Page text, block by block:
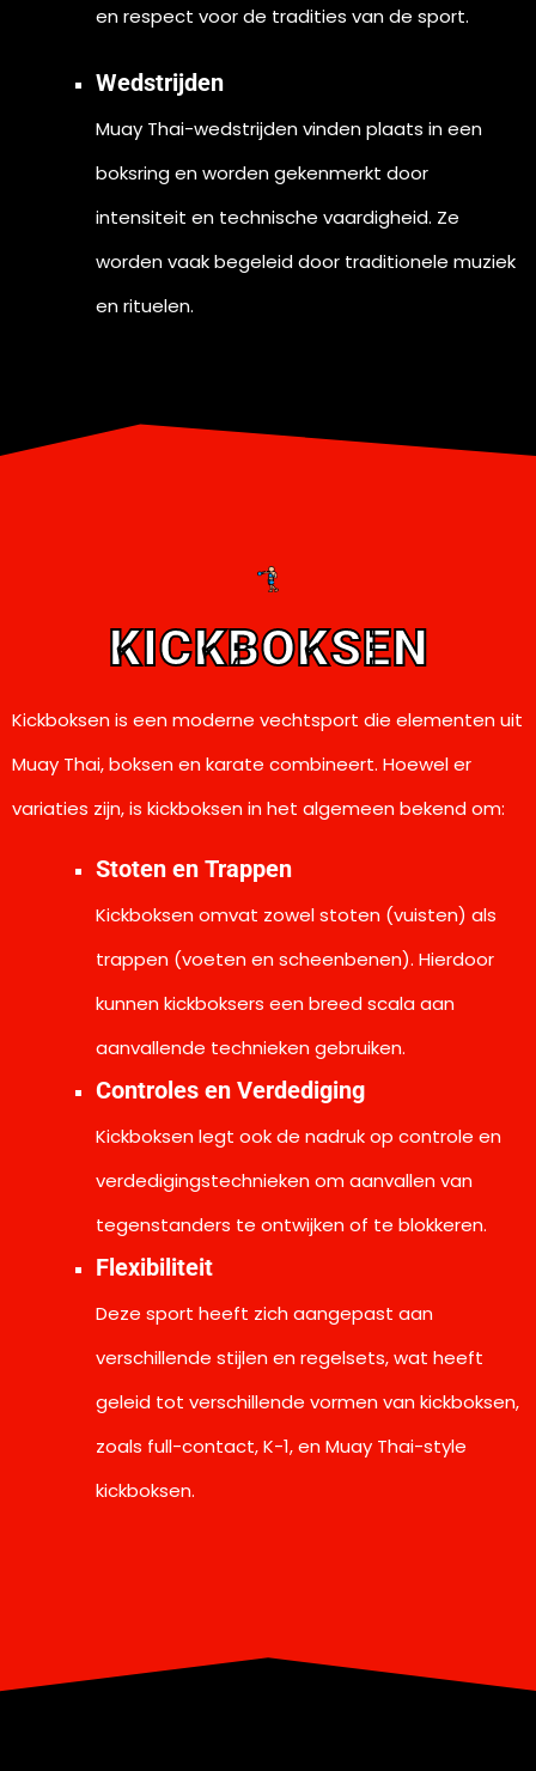
en respect voor de tradities van de sport.
Wedstrijden
Muay Thai-wedstrijden vinden plaats in een
boksring en worden gekenmerkt door
intensiteit en technische vaardigheid. Ze
worden vaak begeleid door traditionele muziek
en rituelen.
KICKBOKSEN
Kickboksen is een moderne vechtsport die elementen uit
Muay Thai, boksen en karate combineert. Hoewel er
variaties zijn, is kickboksen in het algemeen bekend om:
Stoten en Trappen
Kickboksen omvat zowel stoten (vuisten) als
trappen (voeten en scheenbenen). Hierdoor
kunnen kickboksers een breed scala aan
aanvallende technieken gebruiken.
Controles en Verdediging
Kickboksen legt ook de nadruk op controle en
verdedigingstechnieken om aanvallen van
tegenstanders te ontwijken of te blokkeren.
Flexibiliteit
Deze sport heeft zich aangepast aan
verschillende stijlen en regelsets, wat heeft
geleid tot verschillende vormen van kickboksen,
zoals full-contact, K-1, en Muay Thai-style
kickboksen.